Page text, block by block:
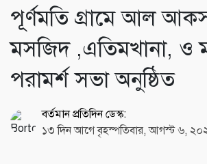
পূর্ণমতি গ্রামে আল
মসজিদ ,এতিমখানা, ও
পরামর্শ সভা অনুষ্ঠিত
বর্তমান প্রতিদিন ডেস্ক:
১৩ দিন আগে বৃহস্পতিবার, আগস্ট ৬,